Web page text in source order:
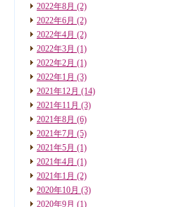
2022年8月 (2)
2022年6月 (2)
2022年4月 (2)
2022年3月 (1)
2022年2月 (1)
2022年1月 (3)
2021年12月 (14)
2021年11月 (3)
2021年8月 (6)
2021年7月 (5)
2021年5月 (1)
2021年4月 (1)
2021年1月 (2)
2020年10月 (3)
2020年9月 (1)